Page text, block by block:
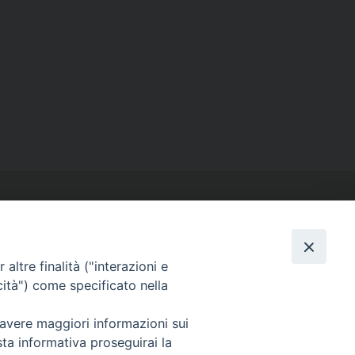
SEGUICI SU
Facebook
Instagram
X YouTube
altre finalità ("interazioni e
come specificato nella
maggiori informazioni sui
informativa proseguirai la